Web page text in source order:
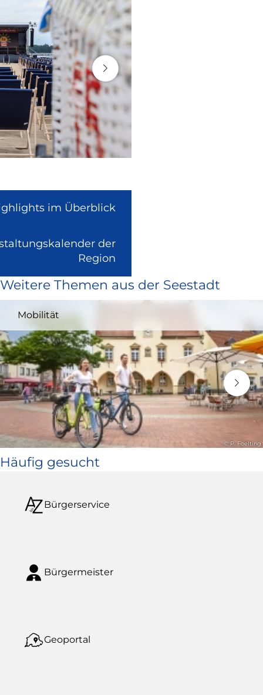
im Überblick
der
Region
extern
und
in
neuem
Fenster)
Weitere Themen aus der Seestadt
Mobilität
© P. Foelting
Häufig gesucht
Bürgerservice
Bürgermeister
Geoportal